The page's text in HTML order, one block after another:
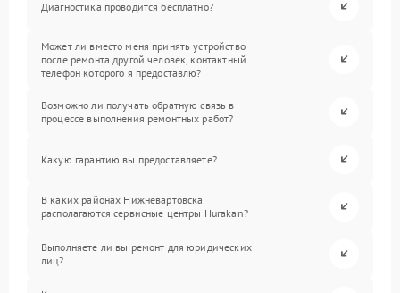
Диагностика проводится бесплатно?
Может ли вместо меня принять устройство
после ремонта другой человек, контактный
телефон которого я предоставлю?
Возможно ли получать обратную связь в
процессе выполнения ремонтных работ?
Какую гарантию вы предоставляете?
В каких районах Нижневартовска
располагаются сервисные центры Hurakan?
Выполняете ли вы ремонт для юридических
лиц?